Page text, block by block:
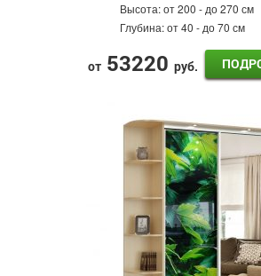
Высота:от 200 - до 270 см
Глубина:от 40 - до 70 см
от 53220 руб.